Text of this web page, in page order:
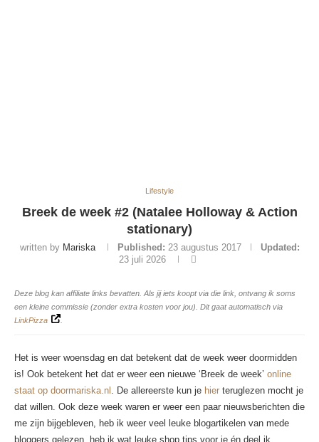
Lifestyle
Breek de week #2 (Natalee Holloway & Action
stationary)
written by Mariska Published: 23 augustus 2017
Updated:
23 juli 2026
Deze blog kan affiliate links bevatten. Als jij iets koopt via die link, ontvang ik soms
een kleine commissie (zonder extra kosten voor jou). Dit gaat automatisch via
LinkPizza
Het is weer woensdag en dat betekent dat de week weer doormidden
is! Ook betekent het dat er weer een nieuwe ‘Breek de week’ online
staat op doormariska.nl . De allereerste kun je hier teruglezen mocht je
dat willen. Ook deze week waren er weer een paar nieuwsberichten die
me zijn bijgebleven, heb ik weer veel leuke blogartikelen van mede
bloggers gelezen, heb ik wat leuke shop tips voor je én deel ik